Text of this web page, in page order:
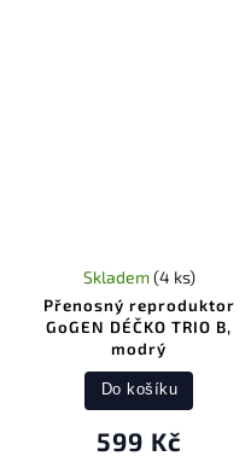
Přenosný reproduktor
GoGEN DÉČKO TRIO B,
modrý
Skladem(4 ks)
599 Kč
Do košíku